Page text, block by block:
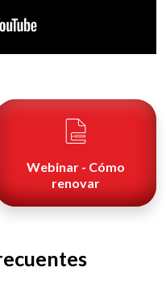
Webinar - Cómo
renovar